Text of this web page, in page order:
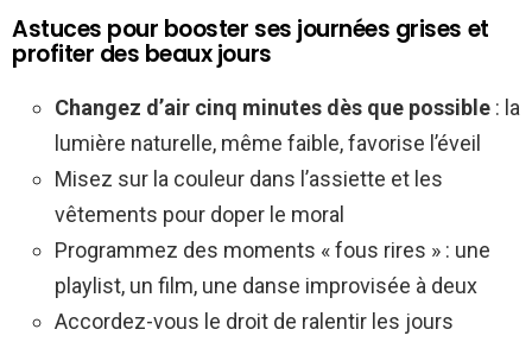
Astuces pour booster ses journées grises et
profiter des beaux jours
Changez d’air cinq minutes dès que possible : la
lumière naturelle, même faible, favorise l’éveil
Misez sur la couleur dans l’assiette et les
vêtements pour doper le moral
Programmez des moments « fous rires » : une
playlist, un film, une danse improvisée à deux
Accordez-vous le droit de ralentir les jours